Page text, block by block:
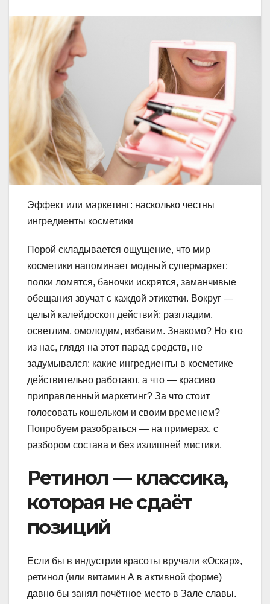
Эффект или маркетинг: насколько честны
ингредиенты косметики
Порой складывается ощущение, что мир
косметики напоминает модный супермаркет:
полки ломятся, баночки искрятся, заманчивые
обещания звучат с каждой этикетки. Вокруг —
целый калейдоскоп действий: разгладим,
осветлим, омолодим, избавим. Знакомо? Но кто
из нас, глядя на этот парад средств, не
задумывался: какие ингредиенты в косметике
действительно работают, а что — красиво
приправленный маркетинг? За что стоит
голосовать кошельком и своим временем?
Попробуем разобраться — на примерах, с
разбором состава и без излишней мистики.
Ретинол — классика,
которая не сдаёт
позиций
Если бы в индустрии красоты вручали «Оскар»,
ретинол (или витамин А в активной форме)
давно бы занял почётное место в Зале славы.